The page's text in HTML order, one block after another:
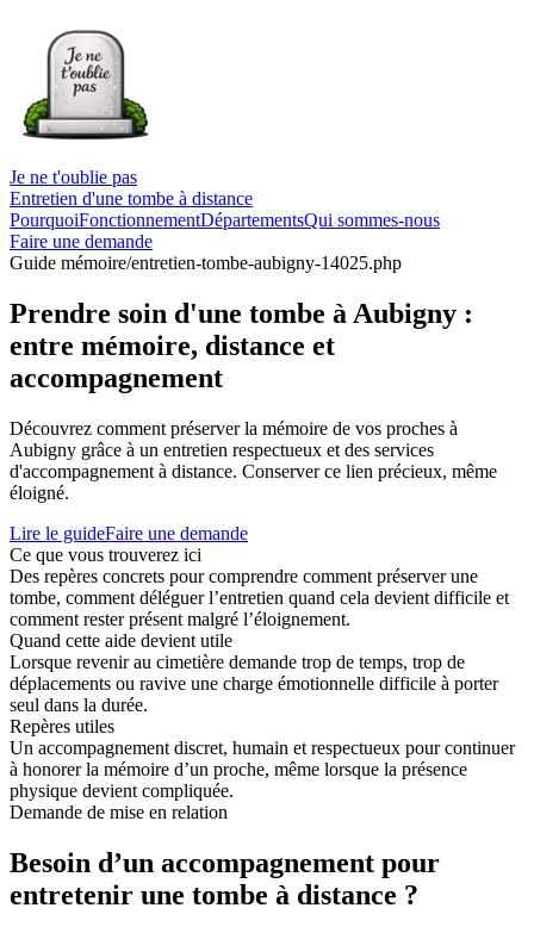
Je ne t'oublie pas
Entretien d'une tombe à distance
PourquoiFonctionnementDépartementsQui sommes-nous
Faire une demande
Guide mémoire/entretien-tombe-aubigny-14025.php
Prendre soin d'une tombe à Aubigny :
entre mémoire, distance et
accompagnement
Découvrez comment préserver la mémoire de vos proches à
Aubigny grâce à un entretien respectueux et des services
d'accompagnement à distance. Conserver ce lien précieux, même
éloigné.
Lire le guideFaire une demande
Ce que vous trouverez ici
Des repères concrets pour comprendre comment préserver une
tombe, comment déléguer l’entretien quand cela devient difficile et
comment rester présent malgré l’éloignement.
Quand cette aide devient utile
Lorsque revenir au cimetière demande trop de temps, trop de
déplacements ou ravive une charge émotionnelle difficile à porter
seul dans la durée.
Repères utiles
Un accompagnement discret, humain et respectueux pour continuer
à honorer la mémoire d’un proche, même lorsque la présence
physique devient compliquée.
Demande de mise en relation
Besoin d’un accompagnement pour
entretenir une tombe à distance ?